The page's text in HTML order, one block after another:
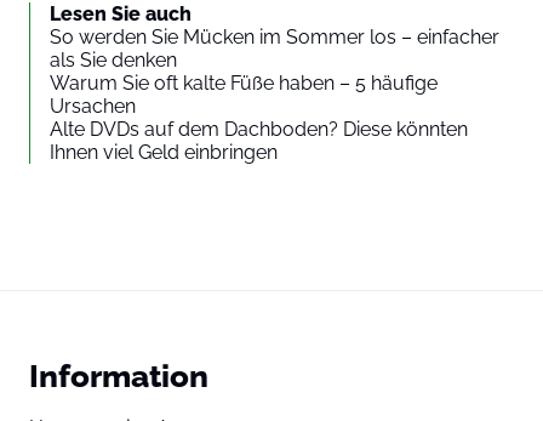
Lesen Sie auch
So werden Sie Mücken im Sommer los – einfacher
als Sie denken
Warum Sie oft kalte Füße haben – 5 häufige
Ursachen
Alte DVDs auf dem Dachboden? Diese könnten
Ihnen viel Geld einbringen
Information